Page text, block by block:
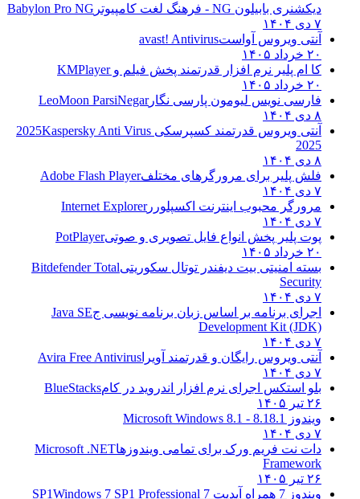
دیکشنری بابیلون NG - فرهنگ لغت کامپیوتر
Babylon Pro NG
۷ دی ۱۴۰۴
آنتی ویروس آواستavast! Antivirus
۲۰ خرداد ۱۴۰۵
کا ام پلیر نرم افزار قدرتمند پخش فیلم وKMPlayer
۲۰ خرداد ۱۴۰۵
فارسی نویس لیومون پارسی نگارLeoMoon ParsiNegar
۸ دی ۱۴۰۴
آنتی ویروس قدرتمند کسپرسکی 2025 Kaspersky Anti Virus
2025
۸ دی ۱۴۰۴
فلش پلیر برای مرورگرهای مختلفAdobe Flash Player
۷ دی ۱۴۰۴
مرورگر محبوب اینترنت اکسپلوررInternet Explorer
۷ دی ۱۴۰۴
پوت پلیر پخش انواع فایل تصویری و صوتیPotPlayer
۲۰ خرداد ۱۴۰۵
بسته امنیتی بیت دیفندر توتال سکوریتیBitdefender Total
Security
۷ دی ۱۴۰۴
اجرای برنامه بر اساس زبان برنامه نویسی جJava SE
Development Kit (JDK)
۷ دی ۱۴۰۴
آنتی ویروس رایگان و قدرتمند آویرا Avira Free Antivirus
۷ دی ۱۴۰۴
بلو استکس اجرای نرم افزار اندروید در کامBlueStacks
۲۶ تیر ۱۴۰۵
ویندوز 8.1
8.1 - Microsoft Windows 8.1
۷ دی ۱۴۰۴
دات نت فریم ورک برای تمامی ویندوزهاMicrosoft .NET
Framework
۲۶ تیر ۱۴۰۵
ویندوز 7 همراه آپدیت 7 SP1
Windows 7 SP1 Professional